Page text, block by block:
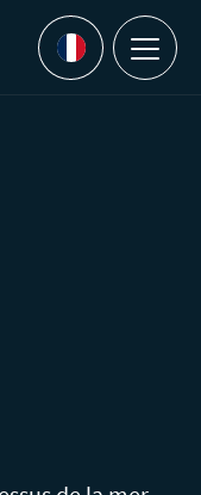
Languages
Menu